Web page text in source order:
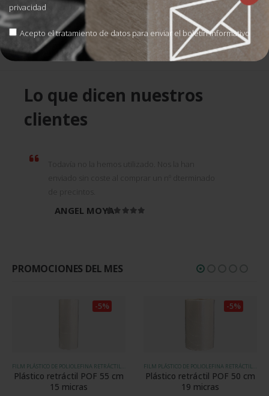
privacidad
Acepto el tratamiento de datos para enviar el boletín informativo
AÑADIR AL CARRITO AÑADIR AL CARRITO
Lo que dicen nuestros
clientes
Todavía no la hemos utilizado. Nos la han
enviado sin coste al comprar un nº dterminado
de precintos.
ANGEL MOYA
PROMOCIONES DEL MES
Plástico retráctil POF 55 cm
15 micras
-5%
Plástico retráctil POF 50 cm
19 micras
-5%